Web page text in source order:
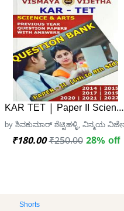
KAR TET | Paper II
by ಶಿವಕುಮಾರ್ ಶೆಟ್ಟಿಹಳ್ಳಿ, ವಿಸ್ಮಯ
₹180.00 ₹250.00 28% off
Shorts